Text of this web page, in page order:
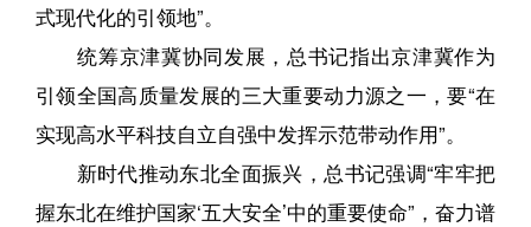
式现代化的引领地”。
统筹京津冀协同发展，总书记指出京津冀作为
引领全国高质量发展的三大重要动力源之一，要“在
实现高水平科技自立自强中发挥示范带动作用”。
新时代推动东北全面振兴，总书记强调“牢牢把
握东北在维护国家‘五大安全’中的重要使命”，奋力谱